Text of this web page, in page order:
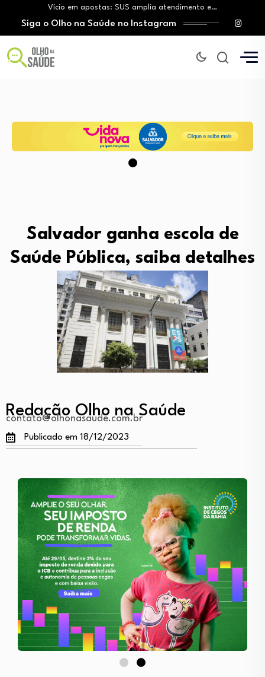
Vício em apostas: SUS amplia atendimento e…
Tratamento do câncer de mama e a…
O Monte Tabor entrega à Bahia um…
Mitos sobre a testosterona colocam em risco…
Siga o Olho na Saúde no Instagram
Salvador ganha escola de
Saúde Pública, saiba detalhes
Redação Olho na Saúde
contato@olhonasaude.com.br
Publicado em 18/12/2023